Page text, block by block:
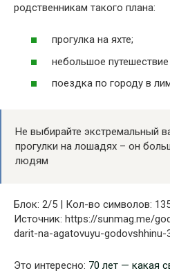
родственникам такого плана:
прогулка на яхте;
небольшое путешествие
поездка по городу в
Не выбирайте экстремальный
прогулки на лошадях – он
людям
Блок: 2/5 | Кол-во символов:
Источник: https://sunmag.me/
darit-na-agatovuyu-godovshhinu-
Это интересно: 70 лет — какая